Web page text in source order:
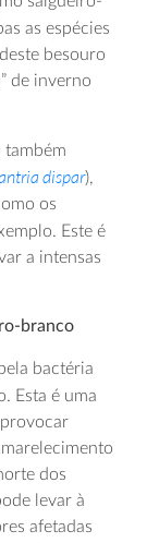
as espécies
besouro
de inverno
também
dispar),
os
Este é
a intensas
branco
bactéria
Esta é uma
dos
levar à
afetadas